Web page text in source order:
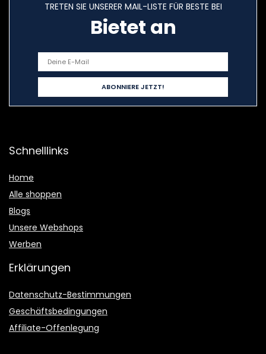
TRETEN SIE UNSERER MAIL-LISTE FÜR BESTE BEI
Bietet an
Schnelllinks
Home
Alle shoppen
Blogs
Unsere Webshops
Werben
Erklärungen
Datenschutz-Bestimmungen
Geschäftsbedingungen
Affiliate-Offenlegung